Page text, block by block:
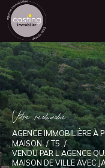
Vore recece
AGENCE IMMOBILIÈRE À
MAISON
T5
VENDU PAR L AGENCE
MAISON DE VILLE AVEC